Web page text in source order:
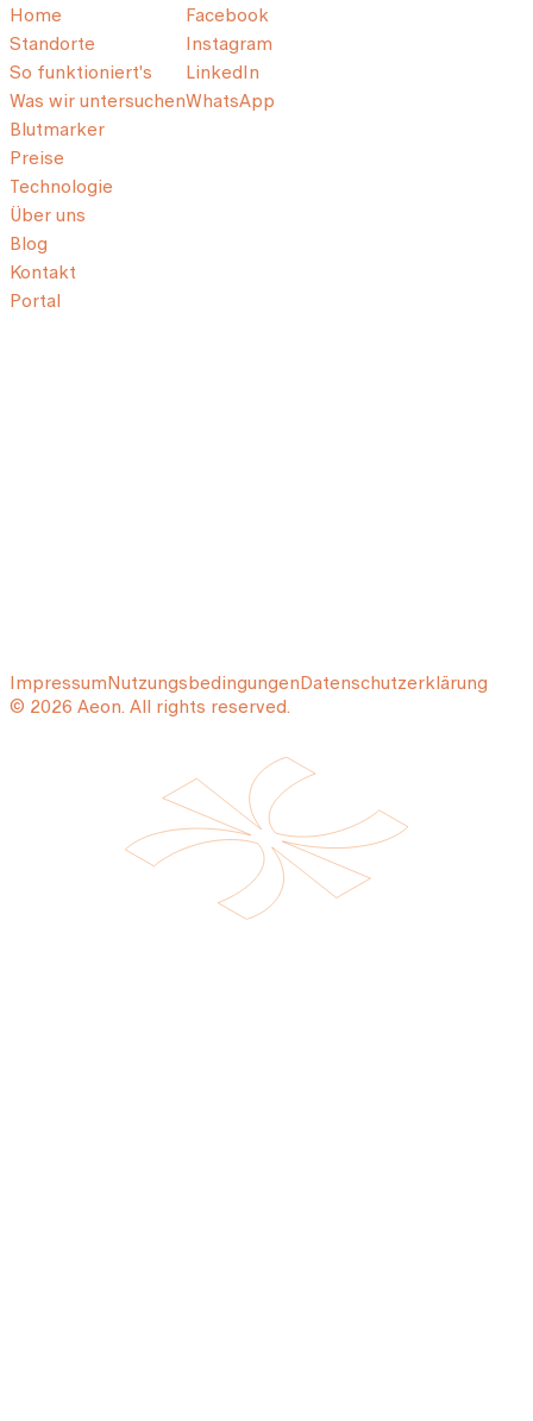
Home
Standorte
So funktioniert's
Was wir untersuchen
Blutmarker
Preise
Technologie
Über uns
Blog
Kontakt
Portal
Facebook
Instagram
LinkedIn
WhatsApp
ImpressumNutzungsbedingungenDatenschutzerklärung
© 2026 Aeon. All rights reserved.